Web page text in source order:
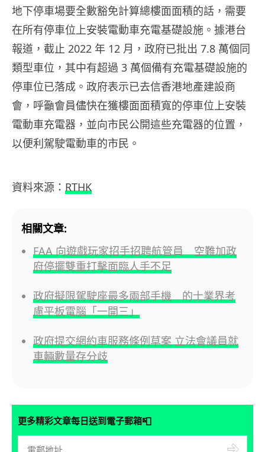
地下停車場要全數豁免計算總樓面面積的話，需要
在所有停車位上安裝電動車充電基礎設施。據港台
報道，截止 2022 年 12 月，政府已批出 7.8 萬個同
類型車位，其中有超過 3 萬個備有充電基礎設施的
停車位已落成。政府表示已去信香港地產建設商
會，呼籲會員儘快在獲樓面面積寬的停車位上安裝
電動車充電器，並向市民公開這些充電器的位置，
以便利駕駛電動車的市民。
資料來源： RTHK
相關文章:
FAA 向遊戲玩家招手招聘航管員 空難加政
府停擺雙重打擊面臨人手不足
政府擬限駕駛座最多兩部手機 的士業界考
慮平板電腦「一開三」
政府提交網約車服務條例草案 立法會議員就
車輛數量存分歧
更多精彩文章每日送到電子郵箱📮